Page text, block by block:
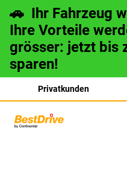
🚗 Ihr Fahrzeug
Ihre Vorteile
grösser: jetzt bis
sparen!
Privatkunden